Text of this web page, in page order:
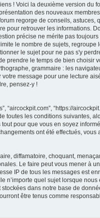
! Voici la deuxième version du
des nouveaux
regorge de conseils,
pour retrouver les informations.
précise ne mérite pas
le nombre de sujets,
le sujet pour ne pas s'y
prendre le temps de bien choisir
grammaire : les
message pour une lecture
pensez-y !
“aircockpit.com”, “https://
toutes les conditions suivantes,
pour que vous en soyez
ont été effectués,
diffamatoire, choquant,
Le faire peut vous mener à
IP de tous les messages est
n’importe quel sujet lorsque
dans notre base de
être tenus comme